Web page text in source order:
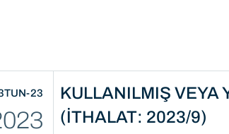
23
KULLANILMIŞ VEYA
(İTHALAT: 2023/9)